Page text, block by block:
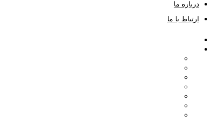
درباره ما
ارتباط با ما